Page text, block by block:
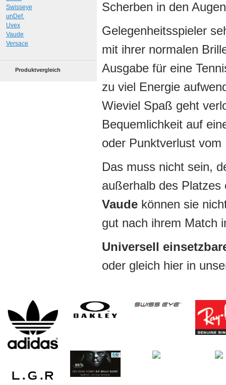
Scherben in den
Gelegenheitsspieler
mit ihrer normalen
Ausgabe für eine
zu viel Energie
Wieviel Spaß geht
Bequemlichkeit auf
oder Punktverlust vom
Das muss nicht sein,
außerhalb des
Vaude können sie
gut nach ihrem Match
Universell
oder gleich hier in
Swisseye
unDef.
Uvex
Vaude
Versace
Produktvergleich